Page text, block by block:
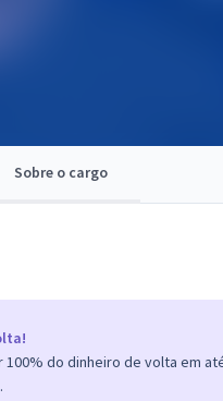
Sobre o cargo
do dinheiro de volta em